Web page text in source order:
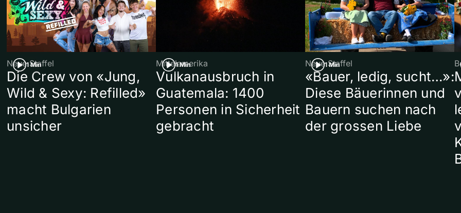
1 Min
Neue Staffel
Die Crew von «Jung,
Wild & Sexy: Refilled»
macht Bulgarien
unsicher
1 Min
Mittelamerika
Vulkanausbruch in
Guatemala: 1400
Personen in Sicherheit
gebracht
1 Min
Neue Staffel
«Bauer, ledig, sucht…»:
Diese Bäuerinnen und
Bauern suchen nach
der grossen Liebe